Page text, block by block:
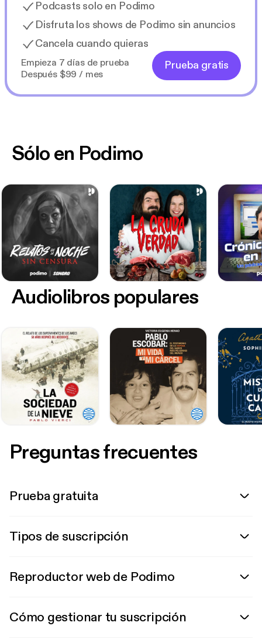
Podcasts solo en Podimo
Disfruta los shows de Podimo sin anuncios
Cancela cuando quieras
Empieza 7 días de prueba
Después $99 / mes
Prueba gratis
Sólo en Podimo
Audiolibros populares
Preguntas frecuentes
Prueba gratuita
Tipos de suscripción
Reproductor web de Podimo
Cómo gestionar tu suscripción